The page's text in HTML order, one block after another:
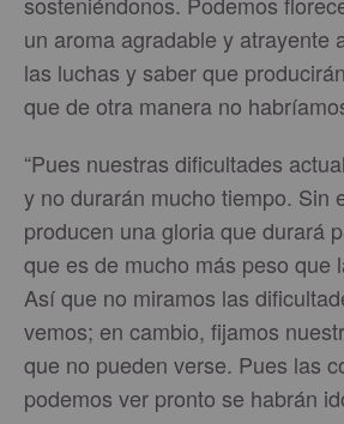
un aroma agradable y atrayente
las luchas y saber que
que de otra manera no
“Pues nuestras dificultades
y no durarán mucho tiempo. Sin
producen una gloria que durará
que es de mucho más peso que
Así que no miramos las
vemos; en cambio, fijamos
que no pueden verse. Pues las
podemos ver pronto se habrán